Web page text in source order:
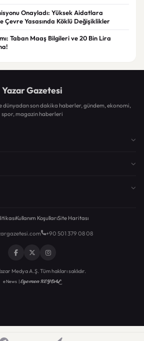
Onayladı: Yüksek Aidatlara
Çevre Yasasında Köklü Değişiklikler
Taban Maaş Bilgileri ve 20 Bin Lira
Yazar Gazetesi
dünyadan son dakika haberler, gündem, ekonomi,
spor, magazin haberleri
Kullanım KoşullarıSite Haritası
+90 501 379 08 08
Medya A.Ş. Tüm hakları saklıdır.
eNews |Egemen KEYDAL